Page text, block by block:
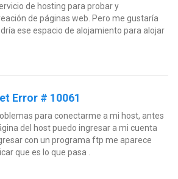
de hosting para probar y
de páginas web. Pero me gustaría
ese espacio de alojamiento para alojar
Error # 10061
para conectarme a mi host, antes
del host puedo ingresar a mi cuenta
con un programa ftp me aparece
que es lo que pasa .